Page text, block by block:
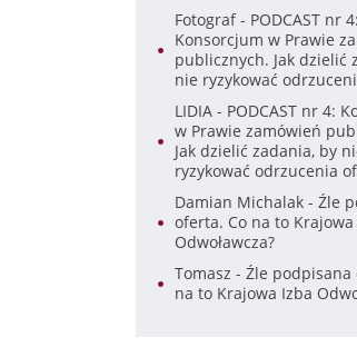
Fotograf- PODCAST nr 4:
Konsorcjum w Prawie
publicznych. Jak dzielić
nie ryzykować
LIDIA - PODCAST nr 4:
w Prawie zamówień
Jak dzielić zadania, by
ryzykować odrzucenia
Damian Michalak - Źle
oferta. Co na to Krajowa
Odwoławcza?
Tomasz - Źle podpisana
na to Krajowa Izba